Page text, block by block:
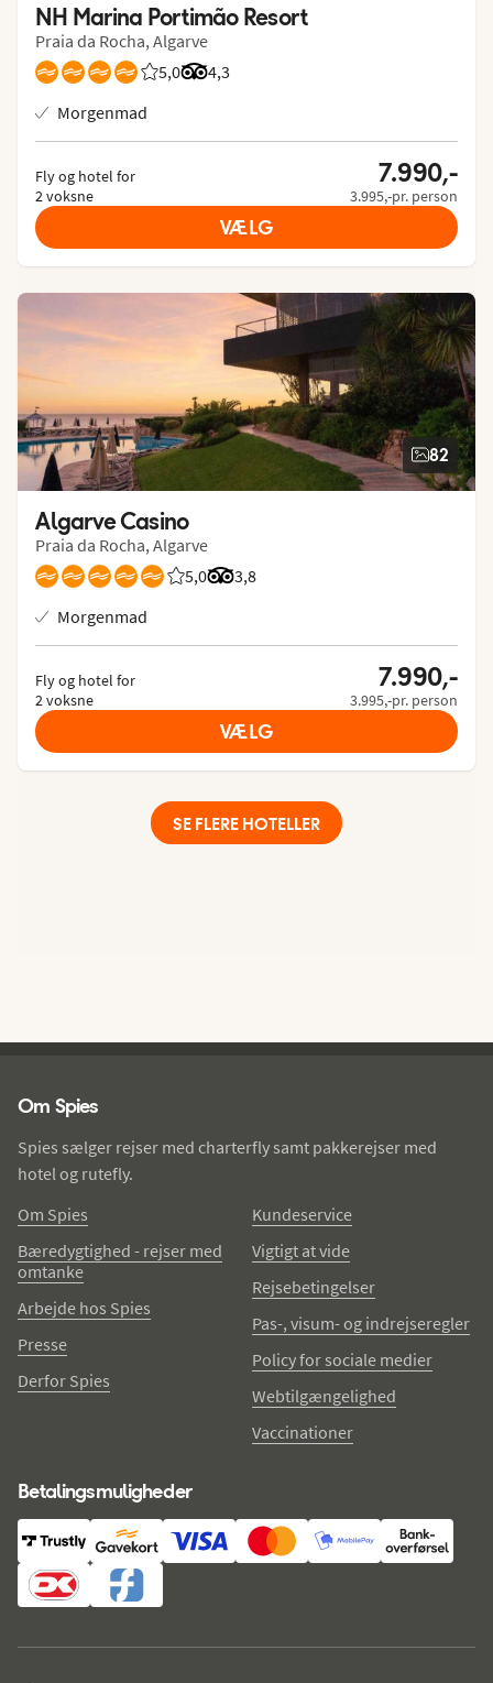
NH Marina Portimão Resort
Praia da Rocha, Algarve
5,0
Bedømmelse fra Spies gæster: 5/5
4,3
Bedømmelse fra Tripadvisor: 4.3 of 5
Morgenmad
Fly og hotel for
2 voksne
7.990,-
3.995,-pr. person
VÆLG
82
Algarve Casino
Praia da Rocha, Algarve
5,0
Bedømmelse fra Spies gæster: 5/5
3,8
Bedømmelse fra Tripadvisor: 3.8 of
Morgenmad
Fly og hotel for
2 voksne
7.990,-
3.995,-pr. person
VÆLG
SE FLERE HOTELLER
Om Spies
Spies sælger rejser med charterfly samt pakkerejser med
hotel og rutefly.
Om Spies
Bæredygtighed - rejser med
omtanke
Arbejde hos Spies
Presse
Derfor Spies
Kundeservice
Vigtigt at vide
Rejsebetingelser
Pas-, visum- og indrejseregler
Policy for sociale medier
Webtilgængelighed
Vaccinationer
Betalingsmuligheder